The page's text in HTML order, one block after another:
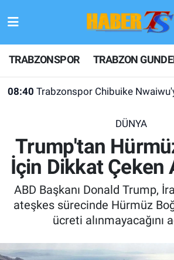
TRABZONSPOR TRABZON
08:40 Trabzonspor Chibuike Nwaiwu'ya
DÜNYA
Trump'tan
İçin Dikkat Çeken
ABD Başkanı Donald Trump,
ateşkes sürecinde Hürmüz
ücreti alınmayacağını
TRABZONSPOR
TRABZON GUNDEMI
KULİS MEYDANI
1461 TRABZON
FUTBOL
ALT LIGLER
Hava Durumu
Trafik Durumu
Son Dakika Haberleri
Haber Arşivi